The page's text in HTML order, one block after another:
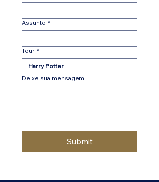
Assunto *
Tour *
Deixe sua mensagem...
Submit